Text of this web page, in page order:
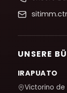
UNSERE
IRAPUATO
Victorino de